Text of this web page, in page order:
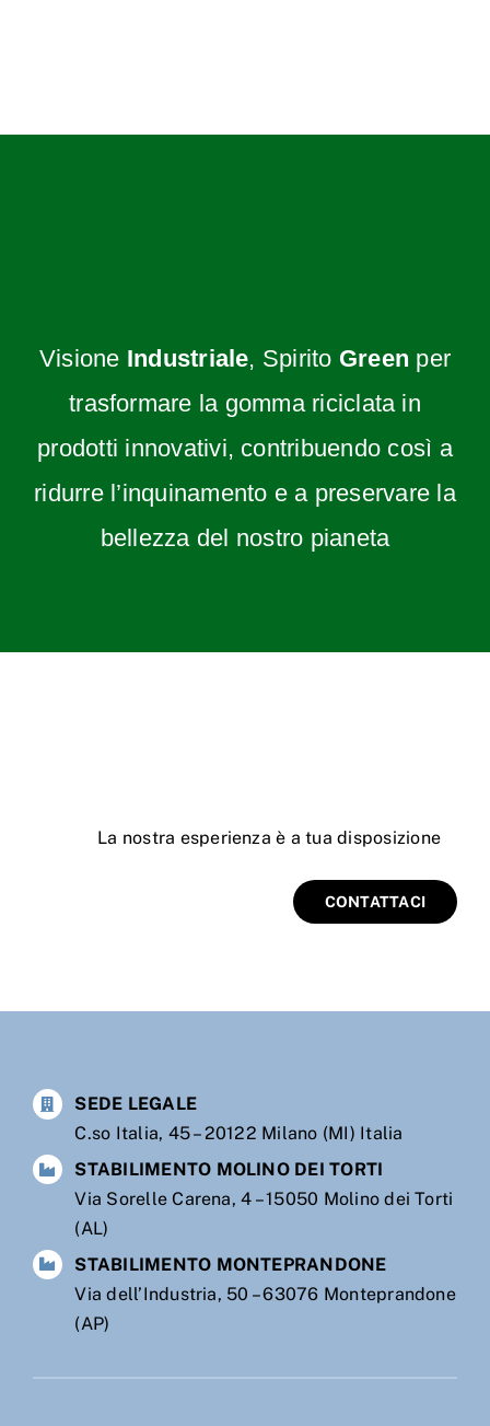
Visione Industriale, Spirito Green per
trasformare la gomma riciclata in
prodotti innovativi, contribuendo così a
ridurre l’inquinamento e a preservare la
bellezza del nostro pianeta
La nostra esperienza è a tua disposizione
CONTATTACI
SEDE LEGALE
C.so Italia, 45 – 20122 Milano (MI) Italia
STABILIMENTO MOLINO DEI TORTI
Via Sorelle Carena, 4 – 15050 Molino dei Torti
(AL)
STABILIMENTO MONTEPRANDONE
Via dell’Industria, 50 – 63076 Monteprandone
(AP)